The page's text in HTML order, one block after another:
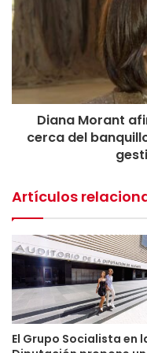
Diana Morant
cerca del
Artículos
El Grupo Socialista en